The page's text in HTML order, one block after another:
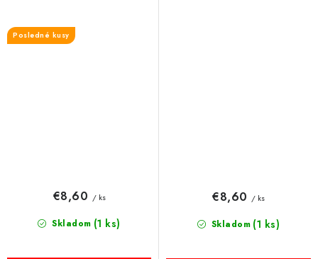
Posledné kusy
Skladom (1 ks)
€8,60 / ks
Skladom (1 ks)
€8,60 / ks